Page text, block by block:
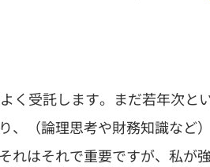
く受託します。まだ若年次と
、（論理思考や財務知識など
れはそれで重要ですが、私が